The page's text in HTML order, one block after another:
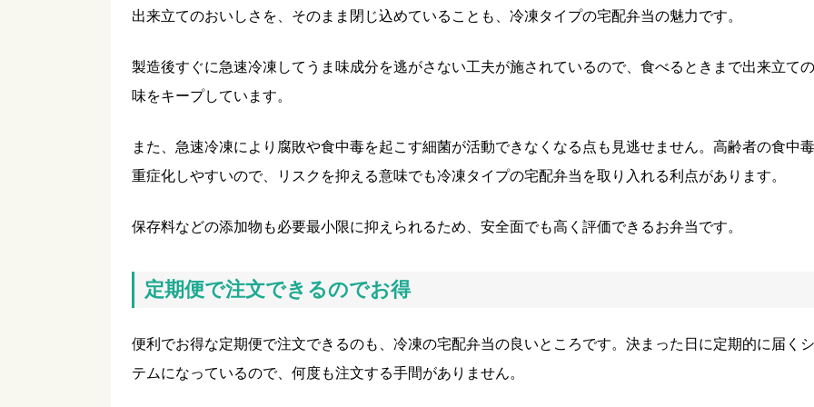
出来立てのおいしさを、そのまま閉じ込めていることも、冷凍タイプの宅配弁当の魅力です。
製造後すぐに急速冷凍してうま味成分を逃がさない工夫が施されているので、食べるときまで出来立て
味をキープしています。
また、急速冷凍により腐敗や食中毒を起こす細菌が活動できなくなる点も見逃せません。高齢者の食中
重症化しやすいので、リスクを抑える意味でも冷凍タイプの宅配弁当を取り入れる利点があります。
保存料などの添加物も必要最小限に抑えられるため、安全面でも高く評価できるお弁当です。
定期便で注文できるのでお得
便利でお得な定期便で注文できるのも、冷凍の宅配弁当の良いところです。決まった日に定期的に届く
テムになっているので、何度も注文する手間がありません。